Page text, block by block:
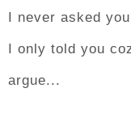
I never asked
I only told you
argue...